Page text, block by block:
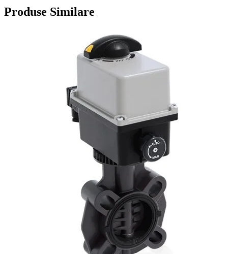
Produse Similare